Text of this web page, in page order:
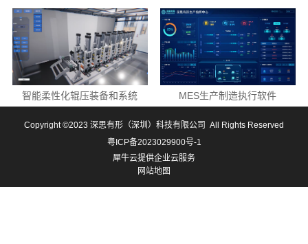
智能柔性化辊压装备和系统 MES生产制造执行软件
Copyright ©2023 深思有形（深圳）科技有限公司
All Rights Reserved
粤ICP备2023029900号-1
犀牛云提供企业云服务
网站地图